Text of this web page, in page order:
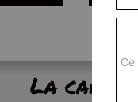
La carte